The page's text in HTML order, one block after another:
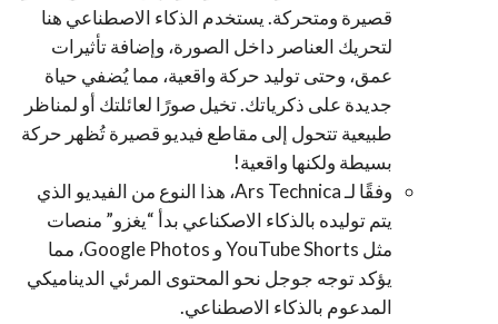
قصيرة ومتحركة. يستخدم الذكاء الاصطناعي هنا
لتحريك العناصر داخل الصورة، وإضافة تأثيرات
عمق، وحتى توليد حركة واقعية، مما يُضفي حياة
جديدة على ذكرياتك. تخيل صورًا لعائلتك أو لمناظر
طبيعية تتحول إلى مقاطع فيديو قصيرة تُظهر حركة
بسيطة ولكنها واقعية!
وفقًا لـ Ars Technica، هذا النوع من الفيديو الذي
يتم توليده بالذكاء الاصكناعي بدأ “يغزو” منصات
مثل YouTube Shorts و Google Photos، مما
يؤكد توجه جوجل نحو المحتوى المرئي الديناميكي
المدعوم بالذكاء الاصطناعي.